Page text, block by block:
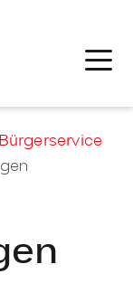
Bürgerservice